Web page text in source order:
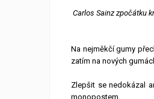
Carlos Sainz zpočátku
Na nejměkčí gumy
zatím na nových
Zlepšit se nedokázal
monopostem.